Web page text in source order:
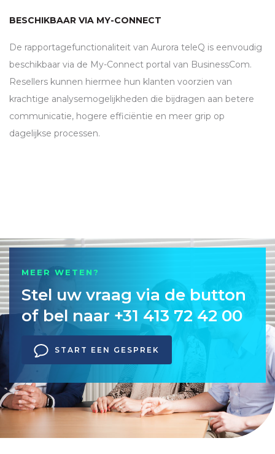
BESCHIKBAAR VIA MY-CONNECT
De rapportagefunctionaliteit van Aurora teleQ is eenvoudig
beschikbaar via de My-Connect portal van BusinessCom.
Resellers kunnen hiermee hun klanten voorzien van
krachtige analysemogelijkheden die bijdragen aan betere
communicatie, hogere efficiëntie en meer grip op
dagelijkse processen.
MEER WETEN?
Stel uw vraag via de button
of bel naar +31 413 72 42 00
START EEN GESPREK